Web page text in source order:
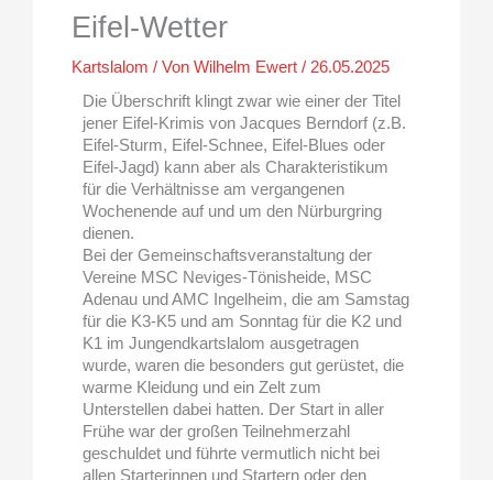
Eifel-Wetter
Kartslalom / VonWilhelm Ewert/ 26.05.2025
Die Überschrift klingt zwar wie einer der Titel
jener Eifel-Krimis von Jacques Berndorf (z.B.
Eifel-Sturm, Eifel-Schnee, Eifel-Blues oder
Eifel-Jagd) kann aber als Charakteristikum
für die Verhältnisse am vergangenen
Wochenende auf und um den Nürburgring
dienen.
Bei der Gemeinschaftsveranstaltung der
Vereine MSC Neviges-Tönisheide, MSC
Adenau und AMC Ingelheim, die am Samstag
für die K3-K5 und am Sonntag für die K2 und
K1 im Jungendkartslalom ausgetragen
wurde, waren die besonders gut gerüstet, die
warme Kleidung und ein Zelt zum
Unterstellen dabei hatten. Der Start in aller
Frühe war der großen Teilnehmerzahl
geschuldet und führte vermutlich nicht bei
allen Starterinnen und Startern oder den